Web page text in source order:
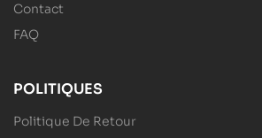
Contact
FAQ
POLITIQUES
Politique De Retour